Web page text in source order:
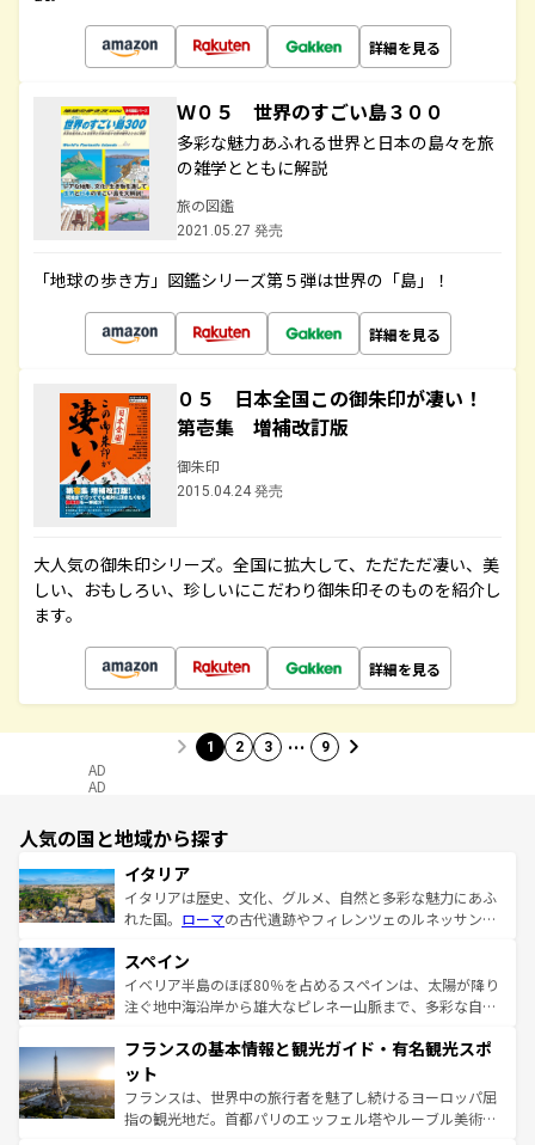
詳細を見る
Ｗ０５ 世界のすごい島３００
多彩な魅力あふれる世界と日本の島々を旅
の雑学とともに解説
旅の図鑑
2021.05.27 発売
「地球の歩き方」図鑑シリーズ第５弾は世界の「島」！
詳細を見る
０５ 日本全国この御朱印が凄い！
第壱集 増補改訂版
御朱印
2015.04.24 発売
大人気の御朱印シリーズ。全国に拡大して、ただただ凄い、美
しい、おもしろい、珍しいにこだわり御朱印そのものを紹介し
ます。
詳細を見る
1 2 3 … 9
AD
AD
人気の国と地域から探す
イタリア
イタリアは歴史、文化、グルメ、自然と多彩な魅力にあふ
れた国。 ローマの古代遺跡やフィレンツェのルネッサンス
ろん、トスカーナの美しい田園風景やアマルフィ海岸の絶
景など、自然景観も見逃せない。観光の合間には、本場の
ピザやパスタなど、絶品のイタリア料理を堪能することも
ませてくれるイタリアで、忘れられない旅をしてみよう！
なお、新着のイタリア情報は
しい。
スペイン
イベリア半島のほぼ80％を占めるスペインは、太陽が降り
注ぐ地中海沿岸から雄大なピレネー山脈まで、多彩な自然
文化が根付くこの国では、情熱的なフラメンコ、熱気あふ
れる闘牛、そして美味しいタパスが生活の一部となってい
る。首都マドリードの洗練された雰囲気や、バルセロナの
アートに溢れた街角から、地方では古代ローマ遺跡や中世
フランスの基本情報と観光ガイド・有名観光スポ
ット
フランスは、世界中の旅行者を魅了し続けるヨーロッパ屈
指の観光地だ。首都パリのエッフェル塔やルーブル美術館